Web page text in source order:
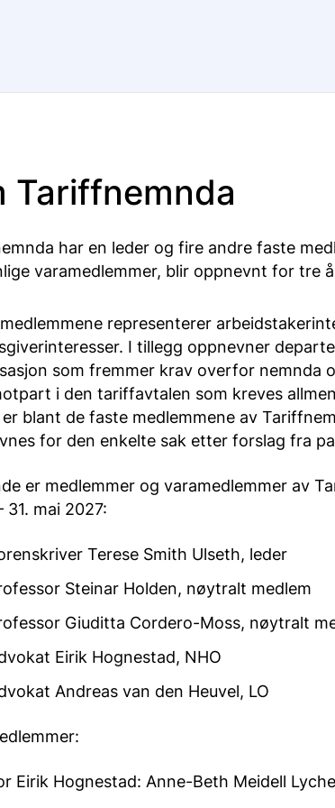
Tariffnemnda
har en leder og fire andre faste
varamedlemmer, blir oppnevnt for tre
representerer
I tillegg oppnevner
som fremmer krav overfor nemnda
i den tariffavtalen som kreves
blant de faste medlemmene av
for den enkelte sak etter forslag fra
er medlemmer og varamedlemmer av
31. mai 2027:
Terese Smith Ulseth, leder
Steinar Holden, nøytralt medlem
Giuditta Cordero-Moss, nøytralt
Eirik Hognestad, NHO
Andreas van den Heuvel, LO
Eirik Hognestad: Anne-Beth Meidell